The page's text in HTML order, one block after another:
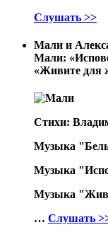
Слушать >>
Мали и
Мали:
«Живите для
Стихи:
Музыка
Музыка
Музыка
… Слушать